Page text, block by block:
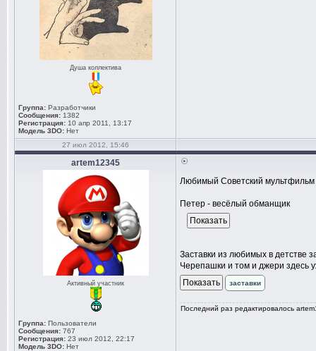
Душа коллектива
Группа: Разработчики
Сообщения: 1382
Регистрация: 10 апр 2011, 13:17
Модель 3DO: Нет
27 июл 2012, 15:46
artem12345
Активный участник
Группа: Пользователи
Сообщения: 767
Регистрация: 23 июл 2012, 22:17
Модель 3DO: Нет
Любимый Советский мультфильм
Петер - весёлый обманщик
Заставки из любимых в детстве
Черепашки и том и джери здесь
заставки
Последний раз редактировалось